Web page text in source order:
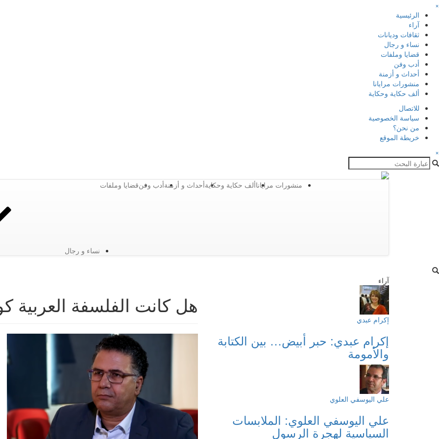
×
الرئيسية
آراء
ثقافات وديانات
نساء و رجال
قضايا وملفات
أدب وفن
أحداث و أزمنة
منشورات مرايانا
ألف حكاية وحكاية
للاتصال
سياسة الخصوصية
من نحن؟
خريطة الموقع
×
نساء و رجال
قضايا وملفاتأدب وفنأحداث و أزمنةألف حكاية وحكايةمنشورات مرايانا
هل كانت الفلسفة العربية
آراء
إكرام عبدي
إكرام عبدي: حبر أبيض… بين الكتابة
والأمومة
علي اليوسفي العلوي
علي اليوسفي العلوي: الملابسات
السياسية لهجرة الرسول